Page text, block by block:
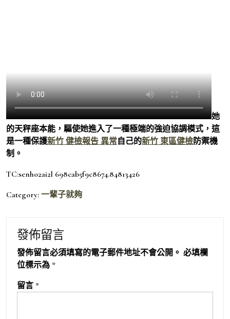
她
的天秤座本能，驅使她進入了一種極端的強迫協調模式，這
是一種保護新竹 健檢報告 異常自己的新竹 東區健檢防禦機
制。
TC:senho2ai2l 698cab5f9c8674.84813426
Category: 一輩子就夠
發佈留言
發佈留言必須填寫的電子郵件地址不會公開。 必填欄
位標示為 *
留言 *